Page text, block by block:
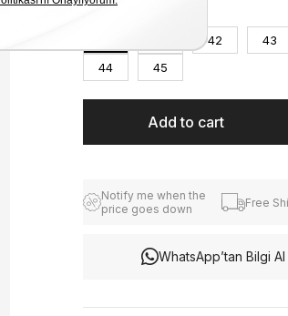
Numara
42
43
44
45
Notify me when the
price goes down
Free
WhatsApp’tan Bilgi Al